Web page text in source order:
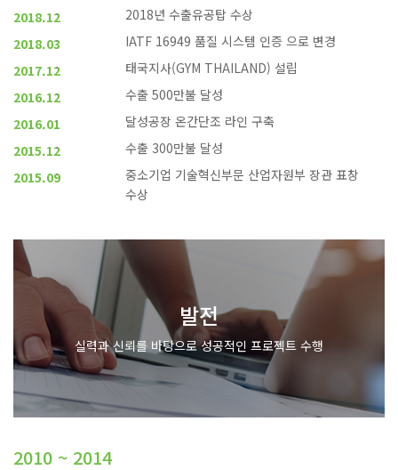
2018.12
2018년 수출유공탑 수상
2018.03
IATF 16949 품질 시스템 인증 으로 변경
2017.12
태국지사(GYM THAILAND) 설립
2016.12
수출 500만불 달성
2016.01
달성공장 온간단조 라인 구축
2015.12
수출 300만불 달성
2015.09
중소기업 기술혁신부문 산업자원부 장관 표창
수상
발전
실력과 신뢰를 바탕으로 성공적인 프로젝트 수행
2010 ~ 2014